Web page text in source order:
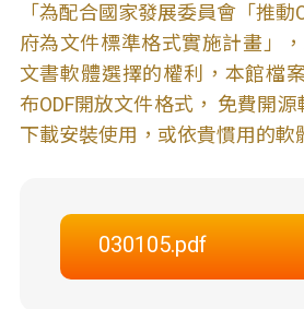
「為配合國家發展委員會「推動
府為文件標準格式實施計畫」
文書軟體選擇的權利，本館檔
布ODF開放文件格式， 免費開
下載安裝使用，或依貴慣用的軟
030105.pdf